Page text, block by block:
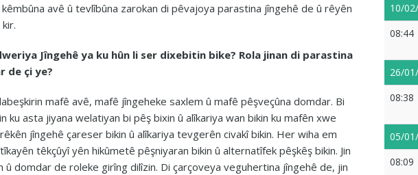
avê û tevlîbûna zarokan di pêvajoya parastina jîngehê de û rêyên
Jîngehê ya ku hûn li ser dixebitin bike? Rola jinan di parastina
de çi ye?
mafê avê, mafê jîngeheke saxlem û mafê pêşveçûna domdar. Bi
asta jiyana welatiyan bi pêş bixin û alîkariya wan bikin ku mafên xwe
jîngehê çareser bikin û alîkariya tevgerên civakî bikin. Her wiha em
têkçûyî yên hikûmetê pêşniyaran bikin û alternatîfek pêşkêş bikin. Jin
û domdar de roleke girîng dilîzin. Di çarçoveya veguhertina jîngehê de, jin
10/
08:44
26/
08:38
05/
08:09